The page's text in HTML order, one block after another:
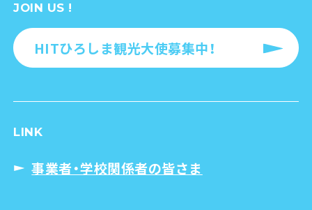
JOIN US !
HITひろしま観光大使募集中！
LINK
事業者・学校関係者の皆さま